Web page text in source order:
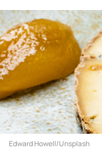
Edward Howell/Unsplash